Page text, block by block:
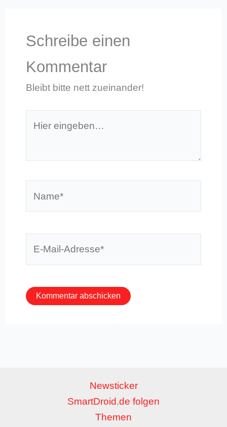
Schreibe einen
Kommentar
Bleibt bitte nett zueinander!
eingeben…
Newsticker
SmartDroid.de folgen
Themen